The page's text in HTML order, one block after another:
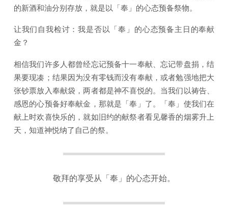
的新酒和油分别存放，就是以「奉」的心态预备祭物。
让我们自我检讨：我是否以「奉」的心态预备主日的奉献
金？
相信我们许多人都曾经忘记预备十一奉献、忘记带盘捐，结
果要现凑；结果因为没有零钱而没有奉献，或者勉强地把大
张钞票放入奉献袋，两者都是神不喜悦的。当我们以祷告、
感恩的心预备好奉献金，那就是「奉」了。「奉」使我们在
献上时欢喜快乐的，就如旧约的献祭者看见馨香的烟雾升上
天，知道神悦纳了自己的祭。
敬拜的享受从「奉」的心态开始。